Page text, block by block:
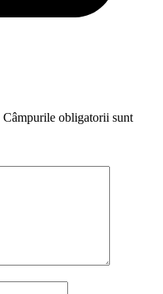
Câmpurile obligatorii sunt